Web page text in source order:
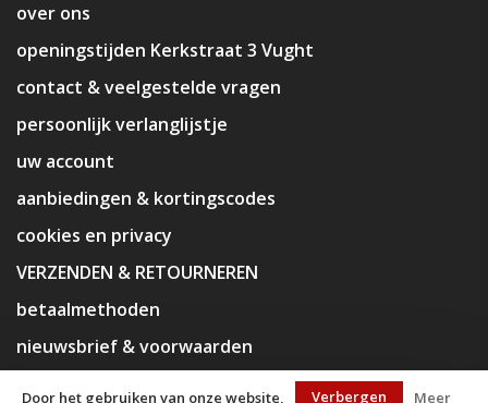
over ons
openingstijden Kerkstraat 3 Vught
contact & veelgestelde vragen
persoonlijk verlanglijstje
uw account
aanbiedingen & kortingscodes
cookies en privacy
VERZENDEN & RETOURNEREN
betaalmethoden
nieuwsbrief & voorwaarden
Door het gebruiken van onze website, Verbergen Meer